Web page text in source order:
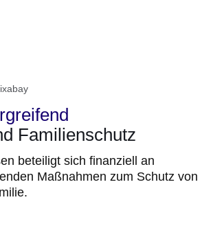
Familienschutz
beteiligt sich finanziell an
Maßnahmen zum Schutz von